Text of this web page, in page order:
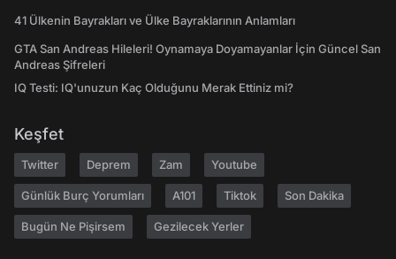
41 Ülkenin Bayrakları ve Ülke Bayraklarının Anlamları
GTA San Andreas Hileleri! Oynamaya Doyamayanlar İçin Güncel San
Andreas Şifreleri
IQ Testi: IQ'unuzun Kaç Olduğunu Merak Ettiniz mi?
Keşfet
Twitter Deprem Zam Youtube
Günlük Burç Yorumları A101 Tiktok Son Dakika
Bugün Ne Pişirsem Gezilecek Yerler